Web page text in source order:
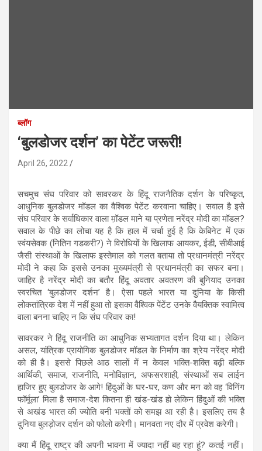
ब्लॉग
‘बुलडोजर दर्शन’ का पेटेंट जरूरी!
April 26, 2022
सचमुच संघ परिवार को सावरकर के हिंदू राजनैतिक दर्शन के परिष्कृत,
आधुनिक बुलडोजर मॉडल का वैश्विक पेटेंट करवाना चाहिए। सवाल है इसे
संघ परिवार के सर्वाधिकार वाला म़ॉडल माने या प्रणेता नरेंद्र मोदी का मॉडल?
सवाल के पीछे का लोचा यह है कि हाल में चर्चा हुई है कि केबिनेट में एक
स्वंयसेवक (नितिन गडकरी?) ने विरोधियों के खिलाफ आयकर, ईडी, सीबीआई
जैसी संस्थाओं के खिलाफ इस्तेमाल को गलत बताया तो प्रधानमंत्री नरेंद्र
मोदी ने कहा कि इससे उनका मुख्यमंत्री से प्रधानमंत्री का सफर बना।
जाहिर है नरेंद्र मोदी का बतौर हिंदू अवतार अवतरण की बुनियाद उनका
स्वरचित ‘बुलडोजर दर्शन’ है। ऐसा पहले भारत या दुनिया के किसी
लोकतांत्रिक देश में नहीं हुआ तो इसका वैश्विक पेंटेंट उनके वैयक्तिक स्वामित्व
वाला बनना चाहिए न कि संघ परिवार का!
सावरकर ने हिंदू राजनीति का आधुनिक सभ्यतागत दर्शन दिया था। लेकिन
असल, यांत्रिक प्रायोगिक बुलडोजर मॉडल के निर्माण का श्रेय नरेंद्र मोदी
को ही है। इससे पिछले आठ सालों में न केवल भक्ति-शक्ति बढ़ी बल्कि
आर्थिकी, समाज, राजनीति, मनोविज्ञान, अफसरशाही, संस्थाओं सब लाईन
हाजिर हुए बुलडोजर के आगे! हिंदुओं के घर-घर, कण और मन को वह ‘विनिंग
फॉर्मूला’ मिला है समाज-देश कितना ही खंड-खंड हो लेकिन हिंदुओं की भक्ति
से अखंड भारत की ज्योति बनी भक्तों को समझ आ रही है। इसलिए तय है
दुनिया बुलड़ोजर दर्शन को फोलो करेगी। मानवता नए दौर में प्रवेश करेगी।
क्या मैं हिंदू राष्ट्र की अपनी भावना में ज्यादा नहीं बह रहा हूं? कतई नहीं।